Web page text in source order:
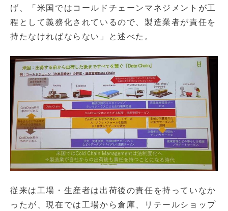
げ、「米国ではコールドチェーンマネジメントが工
程として義務化されているので、製造業者が責任を
持たなければならない」と述べた。
従来は工場・生産者は出荷後の責任を持っていなか
ったが、現在では工場から倉庫、リテールショップ